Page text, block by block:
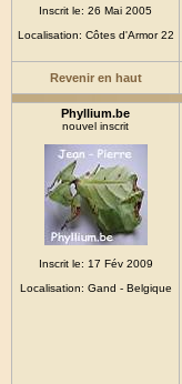
Inscrit le: 26 Mai 2005
Localisation: Côtes d'Armor 22
Revenir en haut
Phyllium.be
nouvel inscrit
Inscrit le: 17 Fév 2009
Localisation: Gand - Belgique